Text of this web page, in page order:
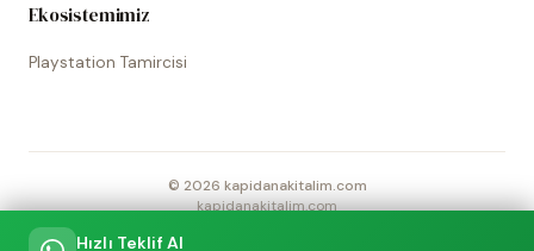
Hızlı Teklif Al
Ekosistemimiz
Playstation Tamircisi
© 2026 kapidanakitalim.com
kapidanakitalim.com
Sitede kullanılan tüm marka, logo ve görseller ilgili hak sahiplerine